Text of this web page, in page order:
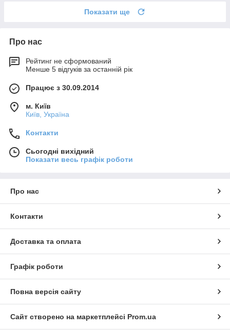
Показати ще
Про нас
Рейтинг не сформований
Менше 5 відгуків за останній рік
Працює з 30.09.2014
м. Київ
Київ, Україна
Контакти
Сьогодні вихідний
Показати весь графік роботи
Про нас
Контакти
Доставка та оплата
Графік роботи
Повна версія сайту
Сайт створено на маркетплейсі Prom.ua